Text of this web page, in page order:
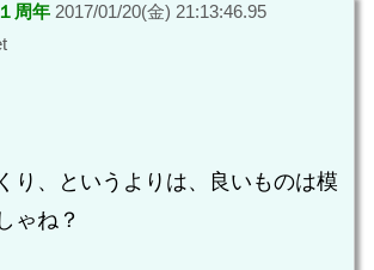
周年 2017/01/20(金) 21:13:46.95
り、というよりは、良いものは模
ゃね？